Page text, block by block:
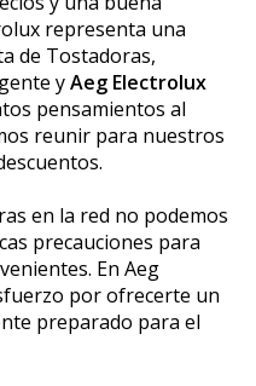
representa una
de Tostadoras,
yAeg Electrolux
pensamientos al
reunir para nuestros
en la red no podemos
precauciones para
En Aeg
por ofrecerte un
preparado para el